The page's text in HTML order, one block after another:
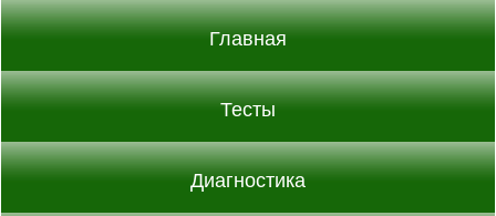
Главная
Тесты
Диагностика